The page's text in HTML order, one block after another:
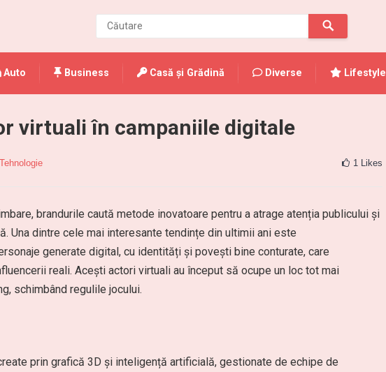
Auto Business Casă și Grădină Diverse Lifestyle
virtuali în campaniile digitale
Tehnologie 1 Likes
brandurile caută metode inovatoare pentru a atrage atenția publicului și
Una dintre cele mai interesante tendințe din ultimii ani este
generate digital, cu identități și povești bine conturate, care
reali. Acești actori virtuali au început să ocupe un loc tot mai
schimbând regulile jocului.
prin grafică 3D și inteligență artificială, gestionate de echipe de